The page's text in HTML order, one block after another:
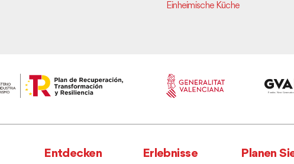
Einheimische Küche
Entdecken Erlebnisse Planen